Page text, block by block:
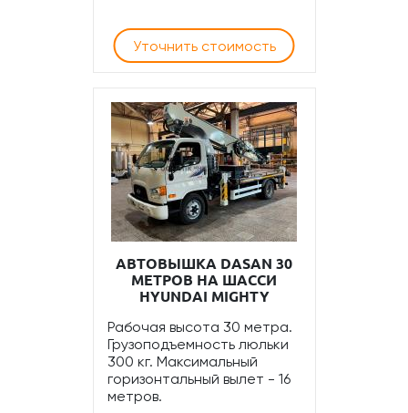
Уточнить стоимость
АВТОВЫШКА DASAN 30
МЕТРОВ НА ШАССИ
HYUNDAI MIGHTY
Рабочая высота 30 метра.
Грузоподъемность люльки
300 кг. Максимальный
горизонтальный вылет - 16
метров.